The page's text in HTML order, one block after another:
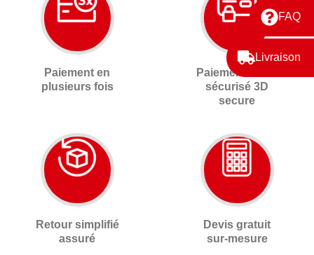
FAQ
Livraison
Paiement en
plusieurs fois
Paiement 100%
sécurisé 3D
secure
Retour simplifié
assuré
Devis gratuit
sur-mesure